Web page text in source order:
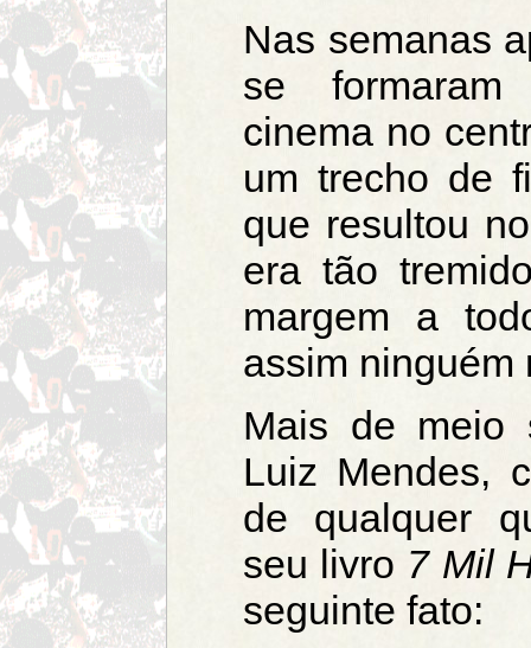
Nas semanas
se
cinema no
um trecho de
que resultou
era tão
margem a
assim ninguém
Mais de meio
Luiz Mendes,
de qualquer
seu livro 7 Mil
seguinte fato: